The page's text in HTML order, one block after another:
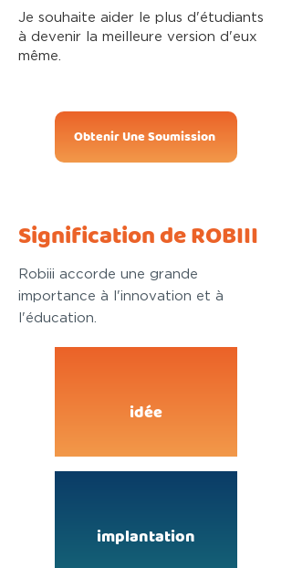
Je souhaite aider le plus d'étudiants
à devenir la meilleure version d'eux
même.
Obtenir Une Soumission
Signification de ROBIII
Robiii accorde une grande
importance à l'innovation et à
l'éducation.
idée
implantation